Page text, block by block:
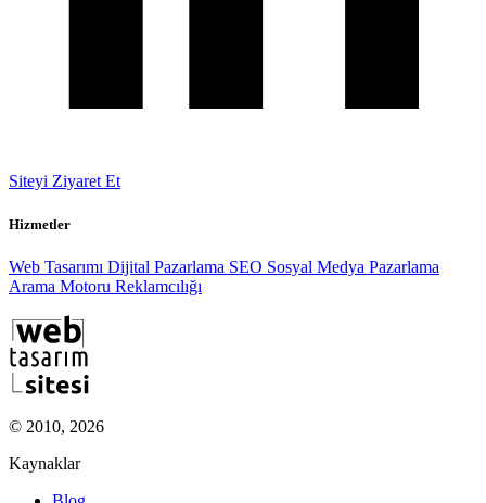
Siteyi Ziyaret Et
Hizmetler
Web Tasarımı Dijital Pazarlama SEO Sosyal Medya Pazarlama
Arama Motoru Reklamcılığı
© 2010, 2026
Kaynaklar